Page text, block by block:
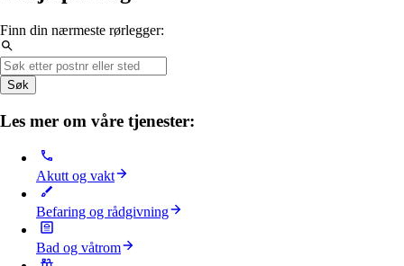
Finn din nærmeste rørlegger:
Søk
Les mer om våre tjenester:
Akutt og vakt
Befaring og rådgivning
Bad og våtrom